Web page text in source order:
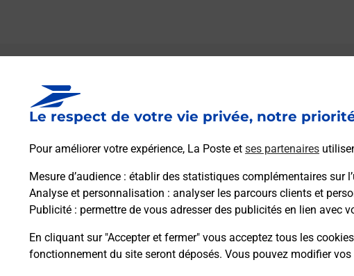
Le respect de votre vie privée, notre
Pour améliorer votre expérience, La Poste et ses partenaires
Mesure d’audience : établir des statistiques complémentaires sur
Analyse et personnalisation : analyser les parcours clients et
Publicité : permettre de vous adresser des publicités en lien avec
En cliquant sur "Accepter et fermer" vous acceptez tous les
fonctionnement du site seront déposés. Vous pouvez modifier
Boîte aux lettres La Poste
Collecte du courrier aujourd'hui à 09h00
4 Place De L Eglise
Itinéraire